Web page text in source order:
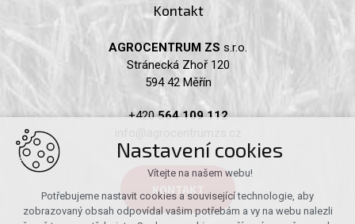
Kontakt
AGROCENTRUM ZS s.r.o.
Stránecká Zhoř 120
594 42 Měřín
+420564 109 112
KONTAKT
Nastavení cookies
Vítejte na našem webu!
Potřebujeme nastavit cookies a související technologie, aby
zobrazovaný obsah odpovídal vašim potřebám a vy na webu nalezli